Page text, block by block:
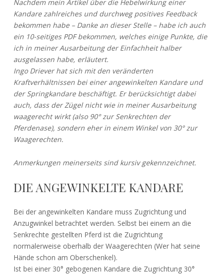
Nachdem mein Artikel über die Hebelwirkung einer
Kandare zahlreiches und durchweg positives Feedback
bekommen habe – Danke an dieser Stelle – habe ich auch
ein 10-seitiges PDF bekommen, welches einige Punkte, die
ich in meiner Ausarbeitung der Einfachheit halber
ausgelassen habe, erläutert.
Ingo Driever hat sich mit den veränderten
Kraftverhältnissen bei einer angewinkelten Kandare und
der Springkandare beschäftigt. Er berücksichtigt dabei
auch, dass der Zügel nicht wie in meiner Ausarbeitung
waagerecht wirkt (also 90° zur Senkrechten der
Pferdenase), sondern eher in einem Winkel von 30° zur
Waagerechten.
Anmerkungen meinerseits sind kursiv gekennzeichnet.
DIE ANGEWINKELTE KANDARE
Bei der angewinkelten Kandare muss Zugrichtung und
Anzugwinkel betrachtet werden. Selbst bei einem an die
Senkrechte gestellten Pferd ist die Zugrichtung
normalerweise oberhalb der Waagerechten (Wer hat seine
Hände schon am Oberschenkel).
Ist bei einer 30° gebogenen Kandare die Zugrichtung 30°